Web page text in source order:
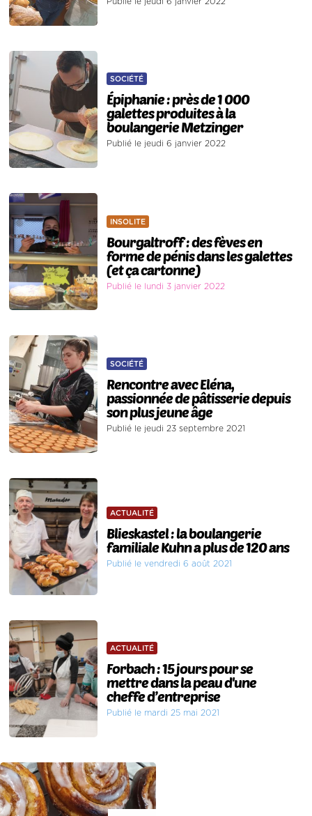
SOCIÉTÉ
Épiphanie : près de 1 000
galettes produites à la
boulangerie Metzinger
Publié le jeudi 6 janvier 2022
INSOLITE
Bourgaltroff : des fèves en
forme de pénis dans les galettes
(et ça cartonne)
Publié le lundi 3 janvier 2022
SOCIÉTÉ
Rencontre avec Eléna,
passionnée de pâtisserie depuis
son plus jeune âge
Publié le jeudi 23 septembre 2021
ACTUALITÉ
Blieskastel : la boulangerie
familiale Kuhn a plus de 120 ans
Publié le vendredi 6 août 2021
ACTUALITÉ
Forbach : 15 jours pour se
mettre dans la peau d'une
cheffe d’entreprise
Publié le mardi 25 mai 2021